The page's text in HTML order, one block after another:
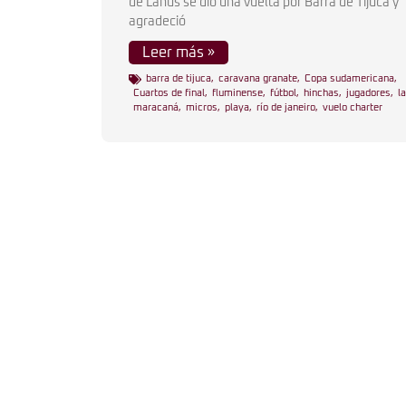
de Lanús se dio una vuelta por Barra de Tijuca y
agradeció
Leer más »
barra de tijuca, caravana granate, Copa sudamericana,
Cuartos de final , fluminense, fútbol , hinchas, jugadores,
maracaná, micros, playa, río de janeiro, vuelo charter